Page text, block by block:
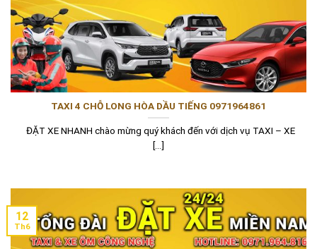
TAXI 4 CHỖ LONG HÒA DẦU TIẾNG 0971964861
ĐẶT XE NHANH chào mừng quý khách đến với dịch vụ TAXI – XE
[...]
12
Th6